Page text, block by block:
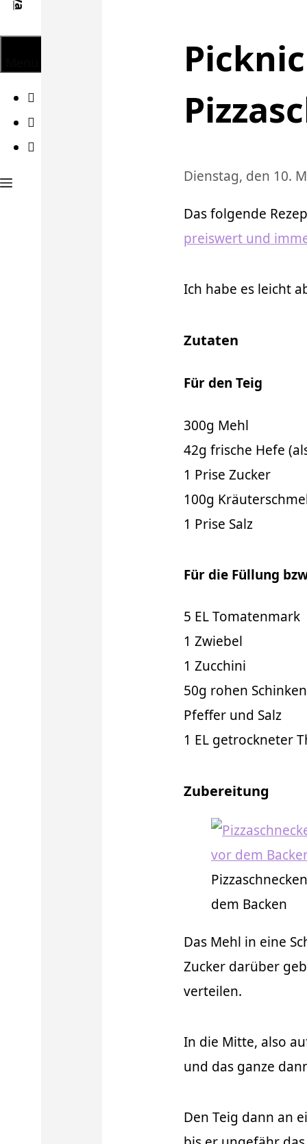
Dienstag, den 10.
Das folgende
preiswert und
Ich habe es leicht
Zutaten
Für den Teig
300g Mehl
42g frische Hefe
1 Prise Zucker
100g
1 Prise Salz
Für die Füllung
5 EL Tomatenmark
1 Zwiebel
1 Zucchini
50g rohen Schinken
Pfeffer und Salz
1 EL getrockneter
Zubereitung
dem Backen
Das Mehl in eine
Zucker darüber
verteilen.
In die Mitte, also
und das ganze
Den Teig dann an